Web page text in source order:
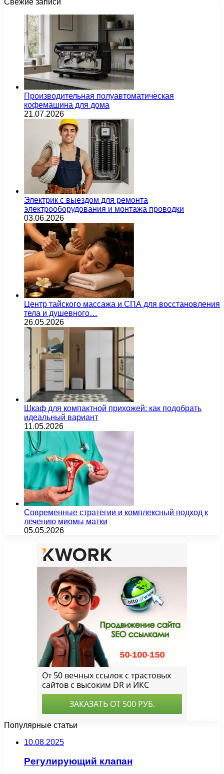
Производительная полуавтоматическая
кофемашина для дома
21.07.2026
Электрик с выездом для ремонта
электрооборудования и монтажа проводки
03.06.2026
Центр тайского массажа и СПА для восстановления
тела и душевного…
26.05.2026
Шкаф для компактной прихожей: как подобрать
идеальный вариант
11.05.2026
Современные стратегии и комплексный подход к
лечению миомы матки
05.05.2026
Популярные статьи
10.08.2025
Регулирующий клапан